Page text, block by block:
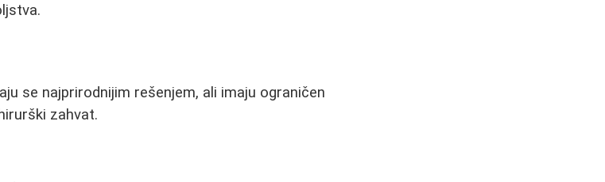
se najprirodnijim rešenjem, ali imaju ograničen
zahvat.